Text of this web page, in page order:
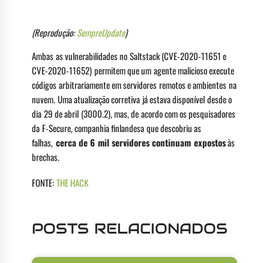
(Reprodução:SempreUpdate)
Ambas as vulnerabilidades no Saltstack (CVE-2020-11651 e
CVE-2020-11652) permitem que um agente malicioso execute
códigos arbitrariamente em servidores remotos e ambientes na
nuvem. Uma atualização corretiva já estava disponível desde o
dia 29 de abril (3000.2), mas, de acordo com os pesquisadores
da F-Secure, companhia finlandesa que descobriu as
falhas, cerca de 6 mil servidores continuam expostosàs
brechas.
FONTE:THE HACK
POSTS RELACIONADOS